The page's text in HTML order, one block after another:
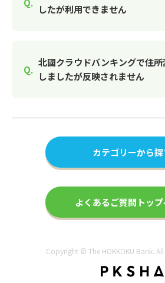
したが利用できません
北國クラウドバンキングで住
しましたが反映されません
カテゴリーから
よくあるご質問トッ
Copyright © The HOKKOKU Bank. All